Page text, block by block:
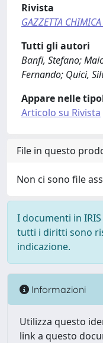
Rivista
GAZZETTA
Tutti gli autori
Banfi, Stefano;
Fernando; Quici,
Appare nelle
Articolo su Rivista
File in questo
Non ci sono file
I documenti in
tutti i diritti sono
indicazione.
Informazioni
Utilizza questo
link a questo